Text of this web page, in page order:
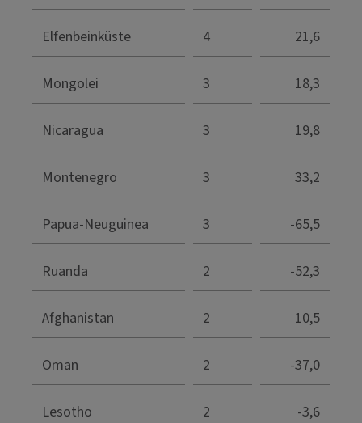
Elfenbeinküste 4 21,6
Mongolei 3 18,3
Nicaragua 3 19,8
Montenegro 3 33,2
Papua-Neuguinea 3 -65,5
Ruanda 2 -52,3
Afghanistan 2 10,5
Oman 2 -37,0
Lesotho 2 -3,6